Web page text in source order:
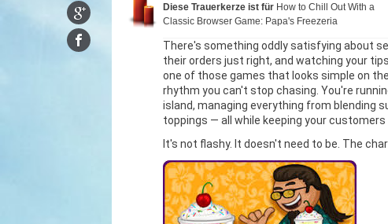
Diese Trauerkerze ist für How to Chill Out With a
Classic Browser Game: Papa's Freezeria
There's something oddly satisfying about
their orders just right, and watching your
one of those games that looks simple on
rhythm you can't stop chasing. You're
island, managing everything from blending
toppings — all while keeping your customers
It's not flashy. It doesn't need to be. The